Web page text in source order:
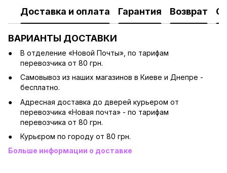
Доставка и оплата Гарантия Возврат
ВАРИАНТЫ ДОСТАВКИ
В отделение «Новой Почты», по тарифам
перевозчика от 80 грн.
Cамовывоз из наших магазинов в Киеве и Днепре -
бесплатно.
Адресная доставка до дверей курьером от
перевозчика «Новая почта» - по тарифам
перевозчика от 80 грн.
Курьєром по городу от 80 грн.
Больше информации о доставке